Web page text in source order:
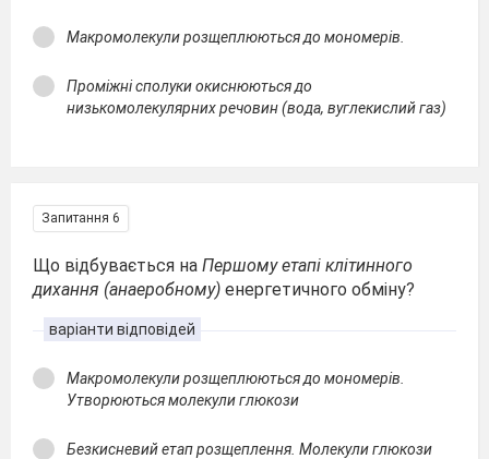
Макромолекули розщеплюються до мономерів.
Проміжні сполуки окиснюються до
низькомолекулярних речовин (вода, вуглекислий газ)
Запитання 6
Що відбувається на Першому етапі клітинного
дихання (анаеробному) енергетичного обміну?
варіанти відповідей
Макромолекули розщеплюються до мономерів.
Утворюються молекули глюкози
Безкисневий етап розщеплення. Молекули глюкози